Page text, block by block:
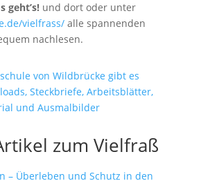
geht’s!und dort oder unter
vielfrass/alle spannenden
nachlesen.
zum Vielfraß